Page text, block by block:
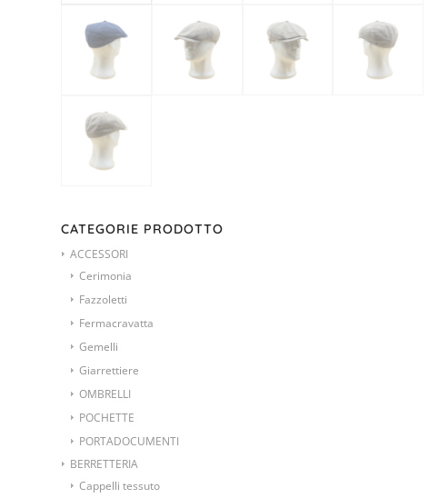
CATEGORIE PRODOTTO
ACCESSORI
Cerimonia
Fazzoletti
Fermacravatta
Gemelli
Giarrettiere
OMBRELLI
POCHETTE
PORTADOCUMENTI
BERRETTERIA
Cappelli tessuto